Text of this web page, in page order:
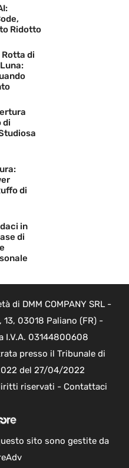
Ridotto
Rotta di
di
di
in
di
di DMM COMPANY SRL -
03018 Paliano (FR) -
I.V.A. 03144800608
presso il Tribunale di
del 27/04/2022
riservati - Contattaci
sito sono gestite da